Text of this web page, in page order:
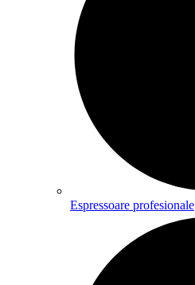
Espressoare profesionale